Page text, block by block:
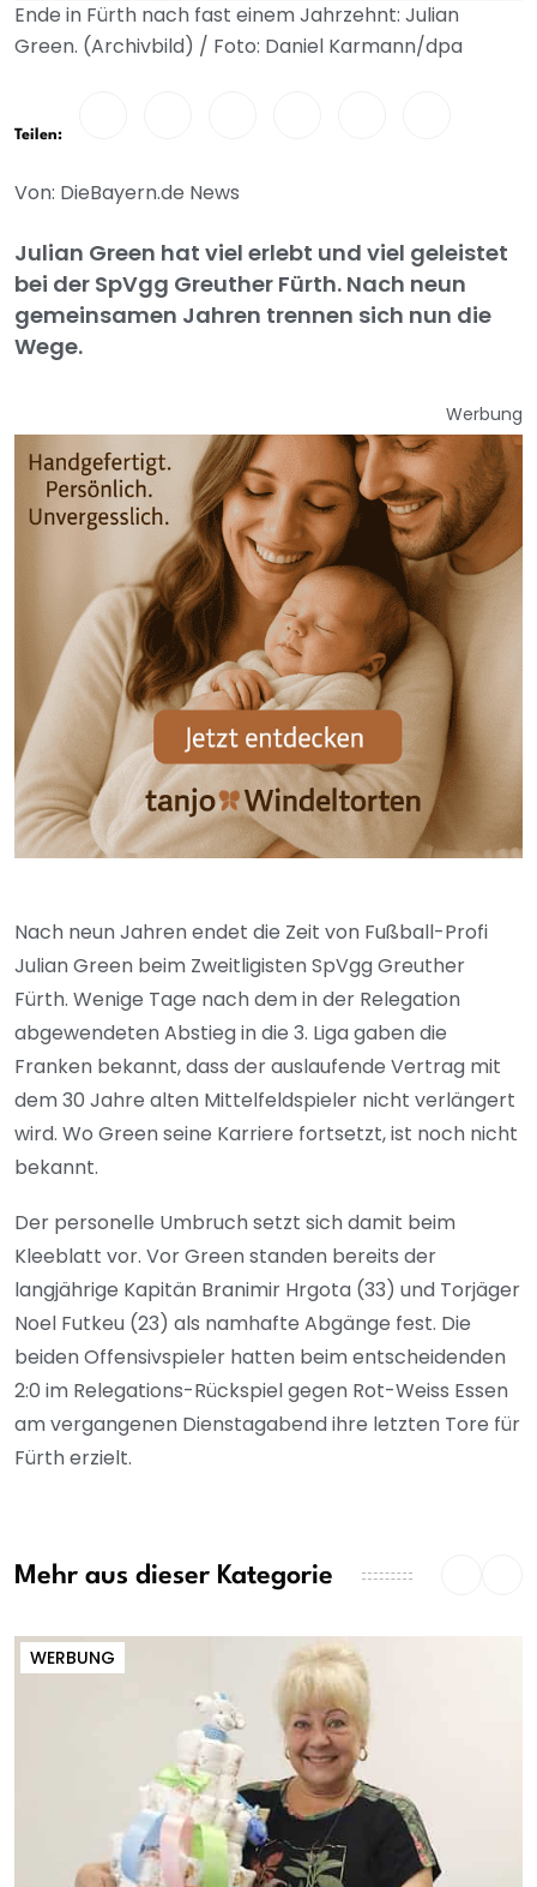
Ende in Fürth nach fast einem Jahrzehnt: Julian
Green. (Archivbild) / Foto: Daniel Karmann/dpa
Teilen:
Von: DieBayern.de News
Julian Green hat viel erlebt und viel geleistet
bei der SpVgg Greuther Fürth. Nach neun
gemeinsamen Jahren trennen sich nun die
Wege.
Werbung
Nach neun Jahren endet die Zeit von Fußball-Profi
Julian Green beim Zweitligisten SpVgg Greuther
Fürth. Wenige Tage nach dem in der Relegation
abgewendeten Abstieg in die 3. Liga gaben die
Franken bekannt, dass der auslaufende Vertrag mit
dem 30 Jahre alten Mittelfeldspieler nicht verlängert
wird. Wo Green seine Karriere fortsetzt, ist noch nicht
bekannt.
Der personelle Umbruch setzt sich damit beim
Kleeblatt vor. Vor Green standen bereits der
langjährige Kapitän Branimir Hrgota (33) und Torjäger
Noel Futkeu (23) als namhafte Abgänge fest. Die
beiden Offensivspieler hatten beim entscheidenden
2:0 im Relegations-Rückspiel gegen Rot-Weiss Essen
am vergangenen Dienstagabend ihre letzten Tore für
Fürth erzielt.
Mehr aus dieser Kategorie
WERBUNG